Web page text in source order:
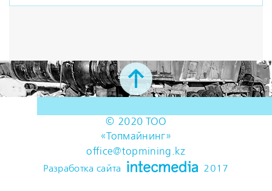
© 2020 ТОО
«Топмайнинг»
office@topmining.kz
Разработка сайта ИнтекМедиа 2017